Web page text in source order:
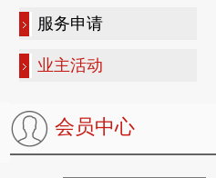
服务申请
业主活动
会员中心